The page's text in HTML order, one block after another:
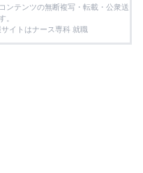
ンテンツの無断複写・転載・公衆送
イトはナース専科 就職